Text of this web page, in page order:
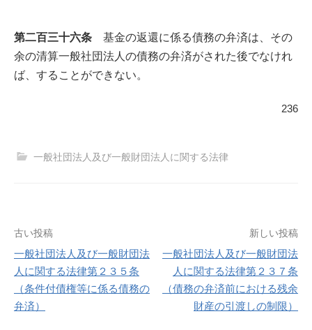
第二百三十六条 基金の返還に係る債務の弁済は、その
余の清算一般社団法人の債務の弁済がされた後でなけれ
ば、することができない。
236
一般社団法人及び一般財団法人に関する法律
投
稿
ナ
古い投稿
一般社団法人及び一般財団法
人に関する法律第２３５条
（条件付債権等に係る債務の
弁済）
新しい投稿
一般社団法人及び一般財団法
人に関する法律第２３７条
（債務の弁済前における残余
財産の引渡しの制限）